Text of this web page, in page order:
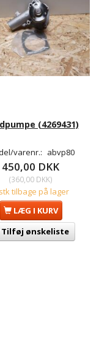
(4269431)
varenr.: abvp80
450,00 DKK
(360,00 DKK)
tilbage på lager
LÆG I KURV
Tilføj ønskeliste